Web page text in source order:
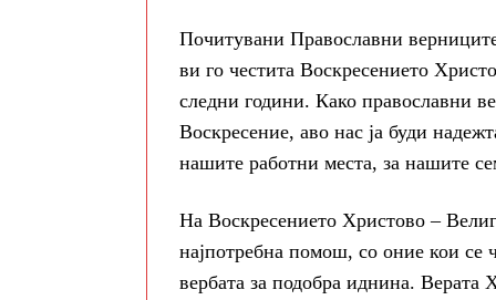
Почитувани Православни
ви го честита Воскресението
следни години. Како православни
Воскресение, аво нас ја буди
нашите работни места, за нашите
На Воскресението Христово –
најпотребна помош, со оние кои се
вербата за подобра иднина. Верата